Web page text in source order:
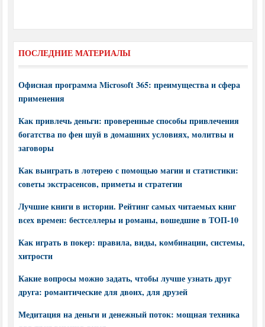
ПОСЛЕДНИЕ МАТЕРИАЛЫ
Офисная программа Microsoft 365: преимущества и сфера
применения
Как привлечь деньги: проверенные способы привлечения
богатства по фен шуй в домашних условиях, молитвы и
заговоры
Как выиграть в лотерею с помощью магии и статистики:
советы экстрасенсов, приметы и стратегии
Лучшие книги в истории. Рейтинг самых читаемых книг
всех времен: бестселлеры и романы, вошедшие в ТОП-10
Как играть в покер: правила, виды, комбинации, системы,
хитрости
Какие вопросы можно задать, чтобы лучше узнать друг
друга: романтические для двоих, для друзей
Медитация на деньги и денежный поток: мощная техника